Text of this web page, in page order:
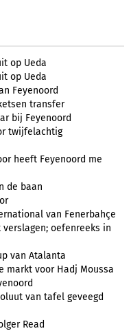
op Ueda
op Ueda
Feyenoord
transfer
bij Feyenoord
twijfelachtig
heeft Feyenoord me
de baan
van Fenerbahçe
verslagen; oefenreeks in
van Atalanta
markt voor Hadj Moussa
van tafel geveegd
Read